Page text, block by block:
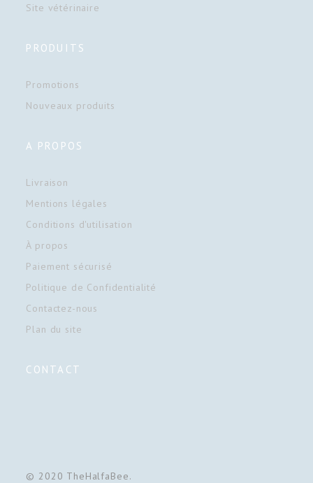
Site vétérinaire
PRODUITS
Promotions
Nouveaux produits
A PROPOS
Livraison
Mentions légales
Conditions d'utilisation
À propos
Paiement sécurisé
Politique de Confidentialité
Contactez-nous
Plan du site
CONTACT
© 2020 TheHalfaBee.